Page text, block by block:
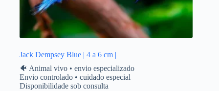
Jack Dempsey Blue | 4 a 6 cm |
🐠 Animal vivo • envio especializado
Envio controlado • cuidado especial
Disponibilidade sob consulta